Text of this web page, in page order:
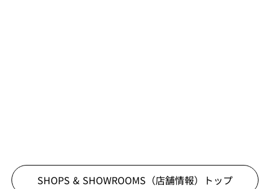
SHOPS & SHOWROOMS（店舗情報） トップ